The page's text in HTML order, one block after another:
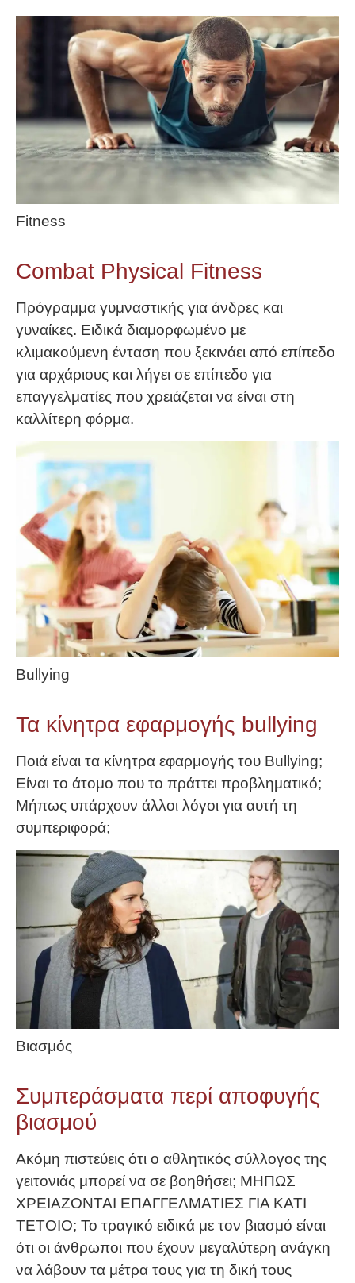
Fitness
Combat Physical Fitness
Πρόγραμμα γυμναστικής για άνδρες και
γυναίκες. Ειδικά διαμορφωμένο με
κλιμακούμενη ένταση που ξεκινάει από επίπεδο
για αρχάριους και λήγει σε επίπεδο για
επαγγελματίες που χρειάζεται να είναι στη
καλλίτερη φόρμα.
Bullying
Τα κίνητρα εφαρμογής bullying
Ποιά είναι τα κίνητρα εφαρμογής του Bullying;
Είναι το άτομο που το πράττει προβληματικό;
Μήπως υπάρχουν άλλοι λόγοι για αυτή τη
συμπεριφορά;
Βιασμός
Συμπεράσματα περί αποφυγής
βιασμού
Ακόμη πιστεύεις ότι ο αθλητικός σύλλογος της
γειτονιάς μπορεί να σε βοηθήσει; ΜΗΠΩΣ
ΧΡΕΙΑΖΟΝΤΑΙ ΕΠΑΓΓΕΛΜΑΤΙΕΣ ΓΙΑ ΚΑΤΙ
ΤΕΤΟΙΟ; Το τραγικό ειδικά με τον βιασμό είναι
ότι οι άνθρωποι που έχουν μεγαλύτερη ανάγκη
να λάβουν τα μέτρα τους για τη δική τους